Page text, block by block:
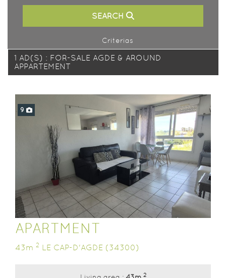
SEARCH
Criterias
1 AD(S) : FOR-SALE AGDE & AROUND
APPARTEMENT
9
APARTMENT
43m 2 LE CAP-D'AGDE (34300)
2